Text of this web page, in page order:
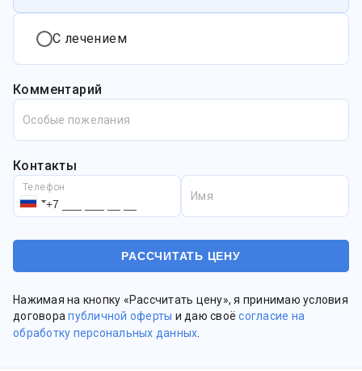
С лечением
Комментарий
Особые пожелания
Контакты
Телефон
Имя
Нажимая на кнопку «Рассчитать цену», я принимаю условия
договорапубличной оферты и даю своёсогласие на
обработку персональных данных